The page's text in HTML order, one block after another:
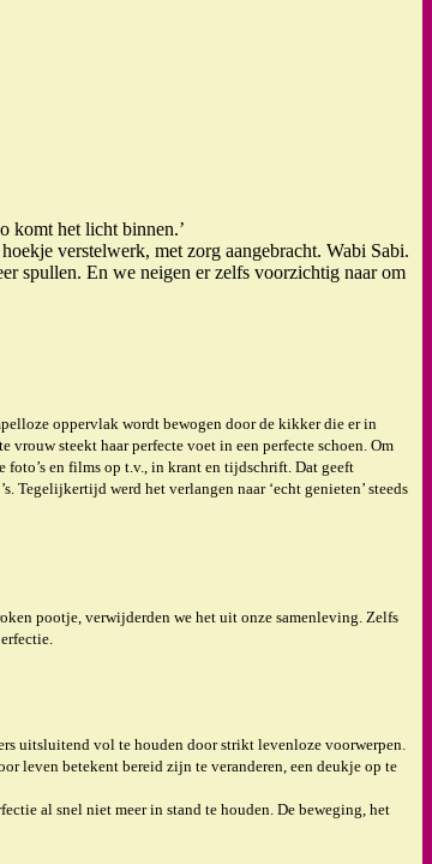
komt het licht binnen.’
verstelwerk, met zorg aangebracht. Wabi Sabi.
spullen. En we neigen er zelfs voorzichtig naar om
oppervlak wordt bewogen door de kikker die er in
steekt haar perfecte voet in een perfecte schoen. Om
foto’s en films op t.v., in krant en tijdschrift. Dat geeft
Tegelijkertijd werd het verlangen naar ‘echt genieten’ steeds
pootje, verwijderden we het uit onze samenleving. Zelfs
uitsluitend vol te houden door strikt levenloze voorwerpen.
leven betekent bereid zijn te veranderen, een deukje op te
al snel niet meer in stand te houden. De beweging, het